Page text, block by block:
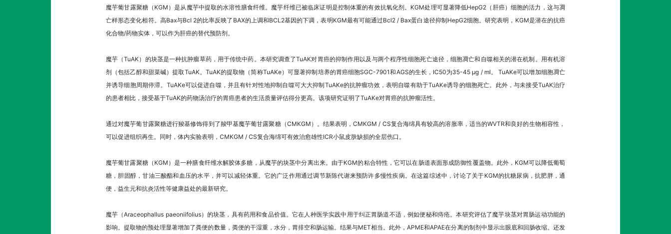
魔芋葡甘露聚糖（KGM）是从魔芋中提取的水溶性膳食纤维。魔芋纤维已被临床证明是控制体重的有效抗氧化剂。KGM处理可显著降低HepG2（肝癌）细胞的活力，这与凋
亡样形态变化相符。高Bax与Bcl 2的比率反映了BAX的上调和BCL2基因的下调，表明KGM最有可能通过Bcl2 / Bax蛋白途径抑制HepG2细胞。研究表明，KGM是潜在的抗癌
化合物/药物实体，可以作为肝癌的替代预防剂。
魔芋（TuAK）的块茎是一种抗肿瘤草药，用于传统中药。本研究调查了TuAK对胃癌的抑制作用以及与两个程序性细胞死亡途径，细胞凋亡和自噬相关的潜在机制。用有机溶
剂（包括乙醇和甜菜碱）提取TuAK。TuAK的提取物（简称TuAKe）可显著抑制培养的胃癌细胞SGC-7901和AGS的生长，IC50为35-45 µg / ml。 TuAKe可以增加细胞凋亡
并诱导细胞周期停滞。TuAKe可以促进自噬，并且有针对性地抑制自噬可大大抑制TuAKe的抗肿瘤功效，表明自噬有助于TuAKe诱导的细胞死亡。此外，与未接受TuAK治疗
的患者相比，接受基于TuAK的药物汤治疗的胃癌患者的生活质量评估得分更高。该项研究证明了TuAKe对胃癌的抗肿瘤活性。
通过对魔芋葡甘露聚糖进行羧基修饰得到了羧甲基魔芋葡甘露聚糖（CMKGM）。结果表明，CMKGM / CS复合海绵具有较高的溶胀率，适当的WVTR和良好的生物相容性，
可以促进组织再生。同时，体内实验表明，CMKGM / CS复合海绵可有效治愈雄性ICR小鼠皮肤缺损的全层伤口。
魔芋葡甘露聚糖（KGM）是一种膳食纤维水解胶体多糖，从魔芋的块茎中分离出来。由于KGM的粘合特性，它可以在肠道表面形成防御性覆盖物。此外，KGM可以降低葡萄
糖，胆固醇，甘油三酸酯和血压的水平，并可以减轻体重。它的广泛作用通过调节新陈代谢来预防许多慢性疾病。在这篇综述中，讨论了关于KGM的抗糖尿病，抗肥胖，通
便，益生元和抗炎活性等健康益处的最新研究。
魔芋（Araceophallus paeoniifolius）的块茎，具有药用和食品价值。它在人种医学实践中用于纠正胃肠道不适，例如便秘和痔疮。本研究评估了魔芋块茎对胃肠运动功能的
影响。提取物的预处理显著增加了粪便的数量，粪便的干湿重，水分，胃排空和肠运输。结果与MET相当。此外，APME和APAE在分离的制剂中显示出眼底和回肠收缩。还发